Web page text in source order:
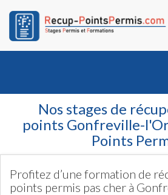
Nos stages de
points Gonfreville-
Points
Profitez d’une formation de
points permis pas cher à